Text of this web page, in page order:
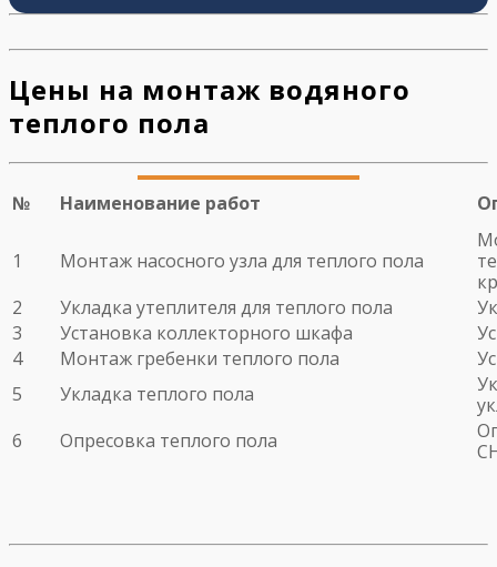
Цены на монтаж водяного
теплого пола
№ Наименование работ
1 Монтаж насосного узла для теплого пола
2
Укладка утеплителя для теплого пола
3
Установка коллекторного шкафа
4
Монтаж гребенки теплого пола
5
Укладка теплого пола
6
Опресовка теплого пола